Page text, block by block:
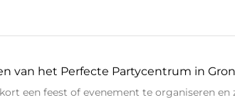
van het Perfecte Partycentrum in
een feest of evenement te organiseren en